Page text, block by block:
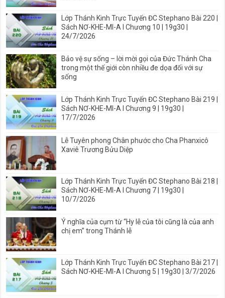
Lớp Thánh Kinh Trực Tuyến ĐC Stephano Bài 220 |
Sách NƠ-KHE-MI-A I Chương 10 | 19g30 |
24/7/2026
Bảo vệ sự sống – lời mời gọi của Đức Thánh Cha
trong một thế giới còn nhiều đe dọa đối với sự
sống
Lớp Thánh Kinh Trực Tuyến ĐC Stephano Bài 219 |
Sách NƠ-KHE-MI-A I Chương 9 | 19g30 |
17/7/2026
Lễ Tuyên phong Chân phước cho Cha Phanxicô
Xaviê Trương Bửu Diệp
Lớp Thánh Kinh Trực Tuyến ĐC Stephano Bài 218 |
Sách NƠ-KHE-MI-A I Chương 7 | 19g30 |
10/7/2026
Ý nghĩa của cụm từ “Hy lễ của tôi cũng là của anh
chị em” trong Thánh lễ
Lớp Thánh Kinh Trực Tuyến ĐC Stephano Bài 217 |
Sách NƠ-KHE-MI-A I Chương 5 | 19g30 | 3/7/2026